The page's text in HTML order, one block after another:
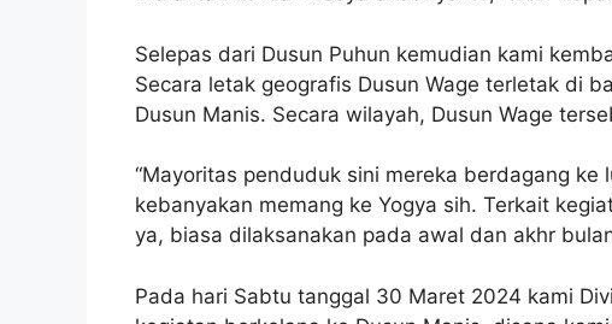
Selepas dari Dusun Puhun kemudian kami
Secara letak geografis Dusun Wage terletak di
Dusun Manis. Secara wilayah, Dusun Wage
“Mayoritas penduduk sini mereka berdagang
kebanyakan memang ke Yogya sih. Terkait
ya, biasa dilaksanakan pada awal dan akhr
Pada hari Sabtu tanggal 30 Maret 2024 kami